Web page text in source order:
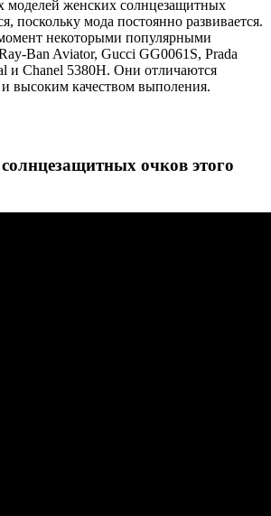
моделей женских солнцезащитных
поскольку мода постоянно развивается.
некоторыми популярными
Ban Aviator, Gucci GG0061S, Prada
и Chanel 5380H. Они отличаются
высоким качеством выполения.
очков этого